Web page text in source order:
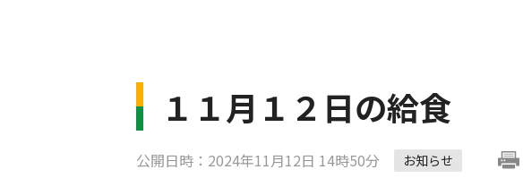
１１月１２日の給食
公開日時：2024年11月12日 14時50分 お知らせ